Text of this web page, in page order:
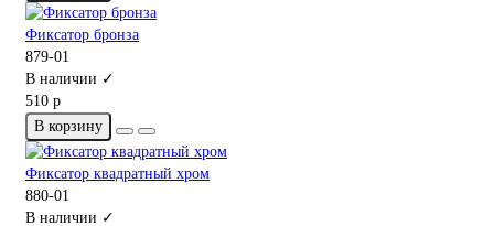
Фиксатор бронза
879-01
В наличии ✓
510 р
В корзину
Фиксатор квадратный хром
880-01
В наличии ✓